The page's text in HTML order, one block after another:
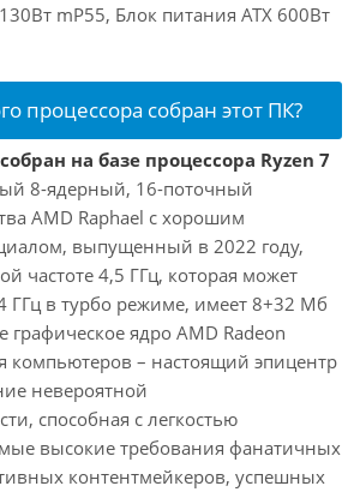
mP55, Блок питания ATX 600Вт
процессора собран этот ПК?
на базе процессора Ryzen 7
8-ядерный, 16-поточный
AMD Raphael с хорошим
выпущенный в 2022 году,
частоте 4,5 ГГц, которая может
ГГц в турбо режиме, имеет 8+32 Мб
графическое ядро AMD Radeon
компьютеров – настоящий эпицентр
невероятной
способная с легкостью
высокие требования фанатичных
контентмейкеров, успешных